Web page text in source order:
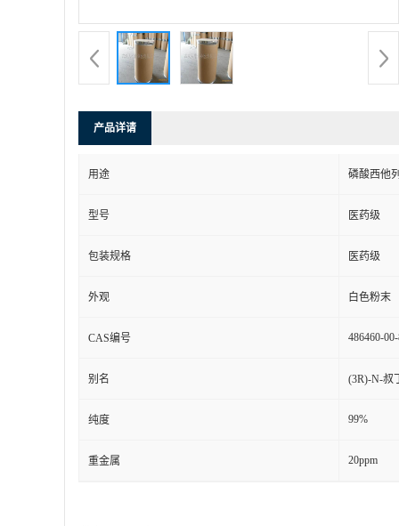
产品详请
用途 磷酸西他
型号 医药级
包装规格 医药级
外观 白色粉末
CAS编号 486460-
别名 (3R)-N-叔
纯度 99%
重金属 20ppm